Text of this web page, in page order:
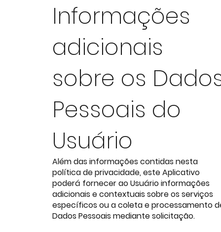
Informações
adicionais
sobre os
Pessoais do
Usuário
Além das informações contidas nesta
política de privacidade, este Aplicativo
poderá fornecer ao Usuário informações
adicionais e contextuais sobre os serviços
específicos ou a coleta e processamento
Dados Pessoais mediante solicitação.